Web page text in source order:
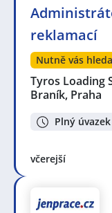
reklamací
Nutně vás
Tyros Loading
Braník, Praha
Plný úvazek
včerejší